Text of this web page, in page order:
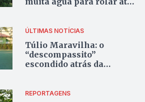
ÚLTIMAS NOTÍCIAS
Túlio Maravilha: o
“descompassito”
escondido atrás da
REPORTAGENS